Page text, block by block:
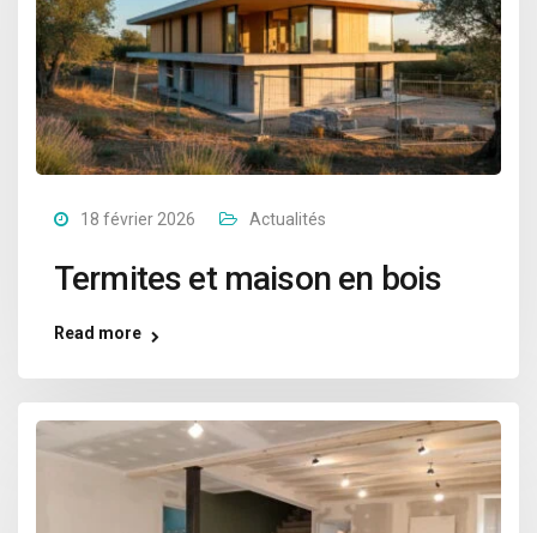
18 février 2026 Actualités
Termites et maison en bois
Read more